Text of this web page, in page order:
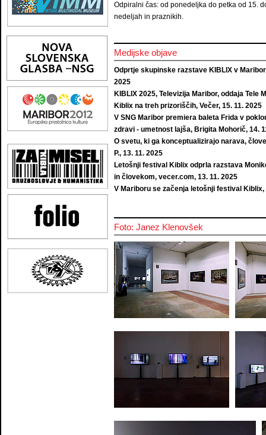
Odpiralni čas: od ponedeljka do petka od 15.
nedeljah in praznikih.
Medijske objave
Odprtje skupinske razstave KIBLIX v
2025
KIBLIX 2025, Televizija Maribor, oddaja Tele
Kiblix na treh prizoriščih, Večer, 15. 11. 2025
V SNG Maribor premiera baleta Frida v
zdravi - umetnost lajša, Brigita Mohorič, 14.
O svetu, ki ga konceptualizirajo narava,
P., 13. 11. 2025
Letošnji festival Kiblix odprla razstava
in človekom, vecer.com, 13. 11. 2025
V Mariboru se začenja letošnji festival Kiblix,
Foto: Janez Klenovšek